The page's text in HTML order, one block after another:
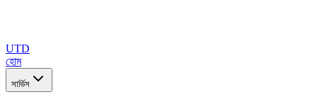
UTD
হোম
সার্ভিস